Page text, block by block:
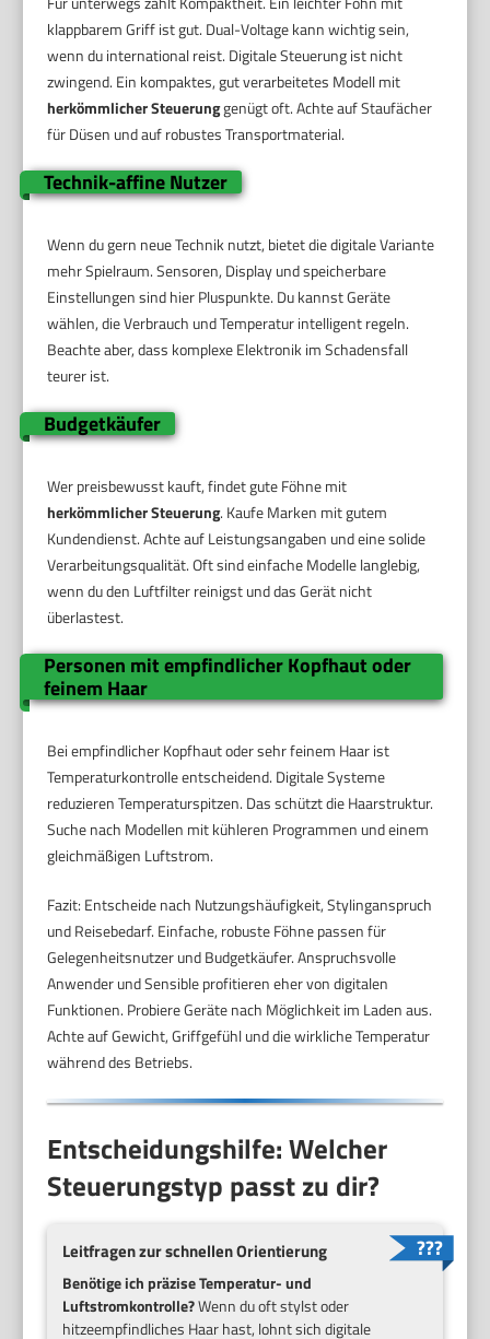
klappbarem Griff ist gut. Dual-Voltage kann wichtig sein,
wenn du international reist. Digitale Steuerung ist nicht
zwingend. Ein kompaktes, gut verarbeitetes Modell mit
herkömmlicher Steuerunggenügt oft. Achte auf Staufächer
für Düsen und auf robustes Transportmaterial.
Technik-affine Nutzer
Wenn du gern neue Technik nutzt, bietet die digitale Variante
mehr Spielraum. Sensoren, Display und speicherbare
Einstellungen sind hier Pluspunkte. Du kannst Geräte
wählen, die Verbrauch und Temperatur intelligent regeln.
Beachte aber, dass komplexe Elektronik im Schadensfall
teurer ist.
Budgetkäufer
Wer preisbewusst kauft, findet gute Föhne mit
herkömmlicher Steuerung. Kaufe Marken mit gutem
Kundendienst. Achte auf Leistungsangaben und eine solide
Verarbeitungsqualität. Oft sind einfache Modelle langlebig,
wenn du den Luftfilter reinigst und das Gerät nicht
überlastest.
Personen mit empfindlicher Kopfhaut oder
feinem Haar
Bei empfindlicher Kopfhaut oder sehr feinem Haar ist
Temperaturkontrolle entscheidend. Digitale Systeme
reduzieren Temperaturspitzen. Das schützt die Haarstruktur.
Suche nach Modellen mit kühleren Programmen und einem
gleichmäßigen Luftstrom.
Fazit: Entscheide nach Nutzungshäufigkeit, Stylinganspruch
und Reisebedarf. Einfache, robuste Föhne passen für
Gelegenheitsnutzer und Budgetkäufer. Anspruchsvolle
Anwender und Sensible profitieren eher von digitalen
Funktionen. Probiere Geräte nach Möglichkeit im Laden aus.
Achte auf Gewicht, Griffgefühl und die wirkliche Temperatur
während des Betriebs.
Entscheidungshilfe: Welcher
Steuerungstyp passt zu dir?
Leitfragen zur schnellen Orientierung
Benötige ich präzise Temperatur- und
Luftstromkontrolle?Wenn du oft stylst oder
hitzeempfindliches Haar hast, lohnt sich digitale